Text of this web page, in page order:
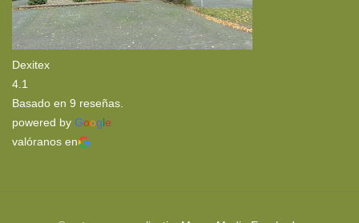
Dexitex
4.1
Basado en 9 reseñas.
powered by Google
valóranos en